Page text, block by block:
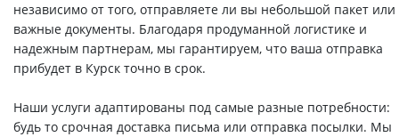
независимо от того, отправляете ли вы небольшой пакет или
важные документы. Благодаря продуманной логистике и
надежным партнерам, мы гарантируем, что ваша отправка
прибудет в Курск точно в срок.
Наши услуги адаптированы под самые разные потребности:
будь то срочная доставка письма или отправка посылки. Мы